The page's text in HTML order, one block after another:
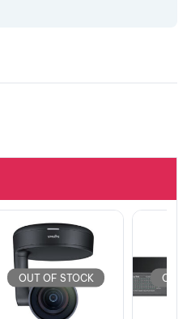
OUT OF STOCK